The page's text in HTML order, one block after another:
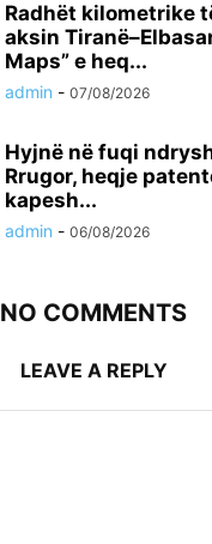
Radhët kilometrike
aksin
Maps” e heq...
admin - 07/08/2026
Hyjnë në fuqi
Rrugor, heqje
kapesh...
admin - 06/08/2026
NO COMMENTS
LEAVE A REPLY